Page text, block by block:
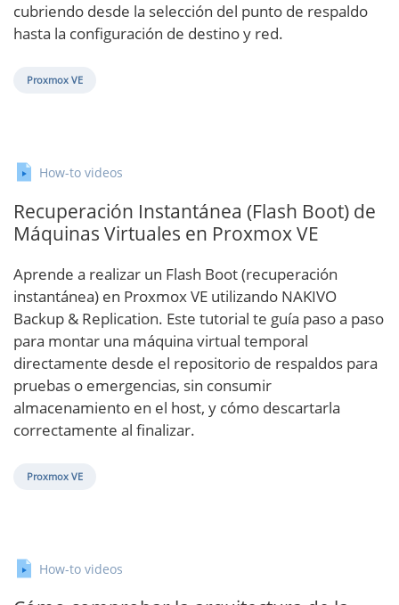
cubriendo desde la selección del punto de respaldo
hasta la configuración de destino y red.
Proxmox VE
How-to videos
Recuperación Instantánea (Flash Boot) de
Máquinas Virtuales en Proxmox VE
Aprende a realizar un Flash Boot (recuperación
instantánea) en Proxmox VE utilizando NAKIVO
Backup & Replication. Este tutorial te guía paso a paso
para montar una máquina virtual temporal
directamente desde el repositorio de respaldos para
pruebas o emergencias, sin consumir
almacenamiento en el host, y cómo descartarla
correctamente al finalizar.
Proxmox VE
How-to videos